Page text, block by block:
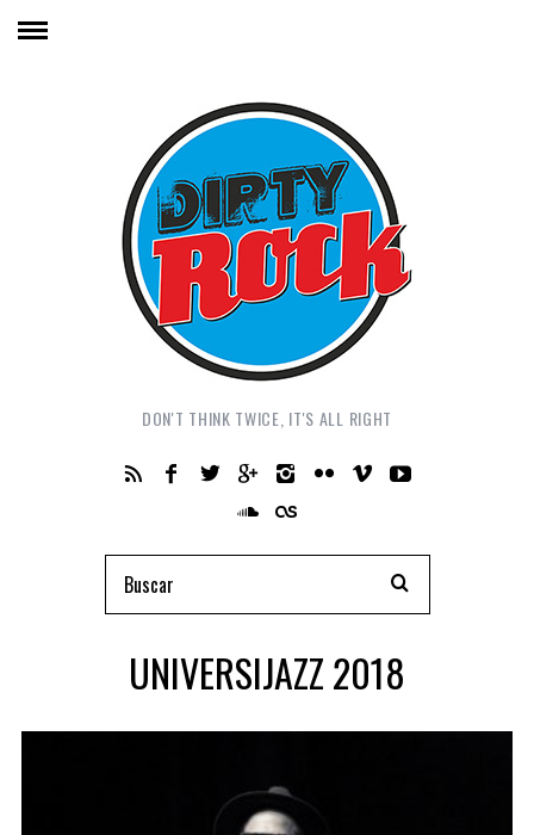
DON'T THINK TWICE, IT'S ALL RIGHT
UNIVERSIJAZZ 2018